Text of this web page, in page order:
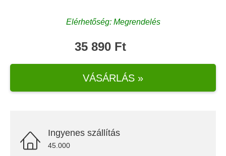
Elérhetőség: Megrendelés
35 890 Ft
VÁSÁRLÁS »
Ingyenes szállítás
45.000